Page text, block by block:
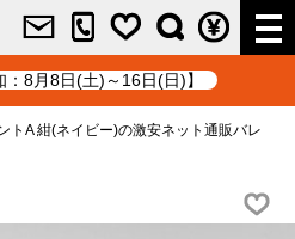
8月8日(土)～16日(日)】
トA 紺(ネイビー)の激安ネット通販バレ